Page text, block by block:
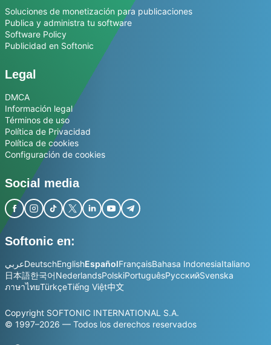
Soluciones de monetización para publicaciones
Publica y administra tu software
Software Policy
Publicidad en Softonic
Legal
DMCA
Información legal
Términos de uso
Política de Privacidad
Política de cookies
Configuración de cookies
Social media
Softonic en:
عربيDeutschEnglishEspañolFrançaisBahasa IndonesiaItaliano
日本語한국어NederlandsPolskiPortuguêsРусскийSvenska
ภาษาไทยTürkçeTiếng Việt中文
Copyright SOFTONIC INTERNATIONAL S.A.
© 1997–2026 — Todos los derechos reservados